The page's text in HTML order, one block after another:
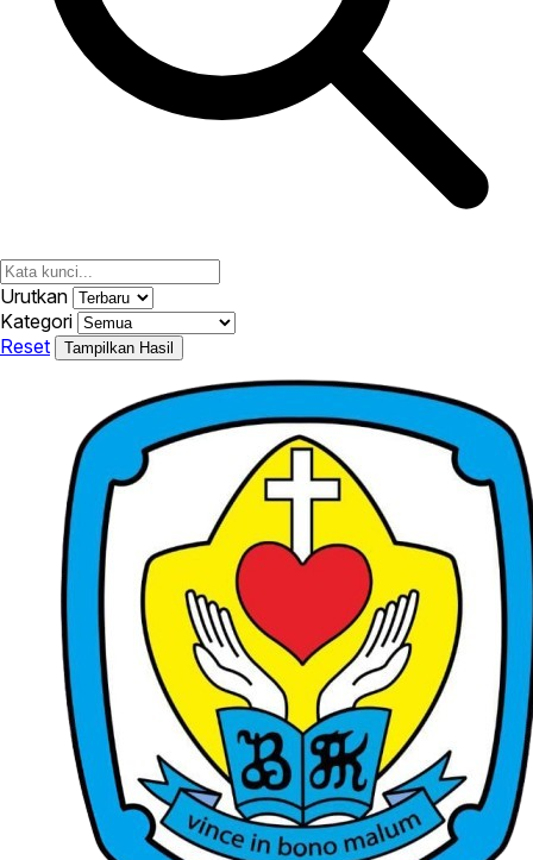
Urutkan
Kategori
Reset
Tampilkan Hasil